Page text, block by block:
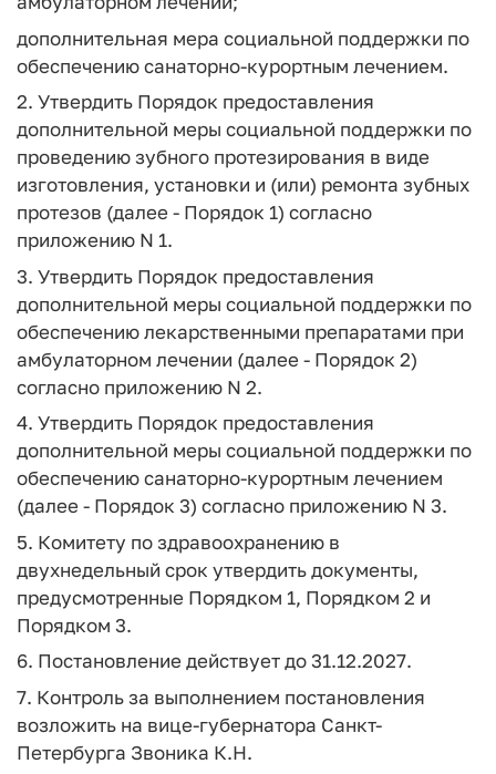
дополнительная мера социальной поддержки по
обеспечению санаторно-курортным лечением.
2. Утвердить Порядок предоставления
дополнительной меры социальной поддержки по
проведению зубного протезирования в виде
изготовления, установки и (или) ремонта зубных
протезов (далее - Порядок 1) согласно
приложению N 1.
3. Утвердить Порядок предоставления
дополнительной меры социальной поддержки по
обеспечению лекарственными препаратами при
амбулаторном лечении (далее - Порядок 2)
согласно приложению N 2.
4. Утвердить Порядок предоставления
дополнительной меры социальной поддержки по
обеспечению санаторно-курортным лечением
(далее - Порядок 3) согласно приложению N 3.
5. Комитету по здравоохранению в
двухнедельный срок утвердить документы,
предусмотренные Порядком 1, Порядком 2 и
Порядком 3.
6. Постановление действует до 31.12.2027.
7. Контроль за выполнением постановления
возложить на вице-губернатора Санкт-
Петербурга Звоника К.Н.